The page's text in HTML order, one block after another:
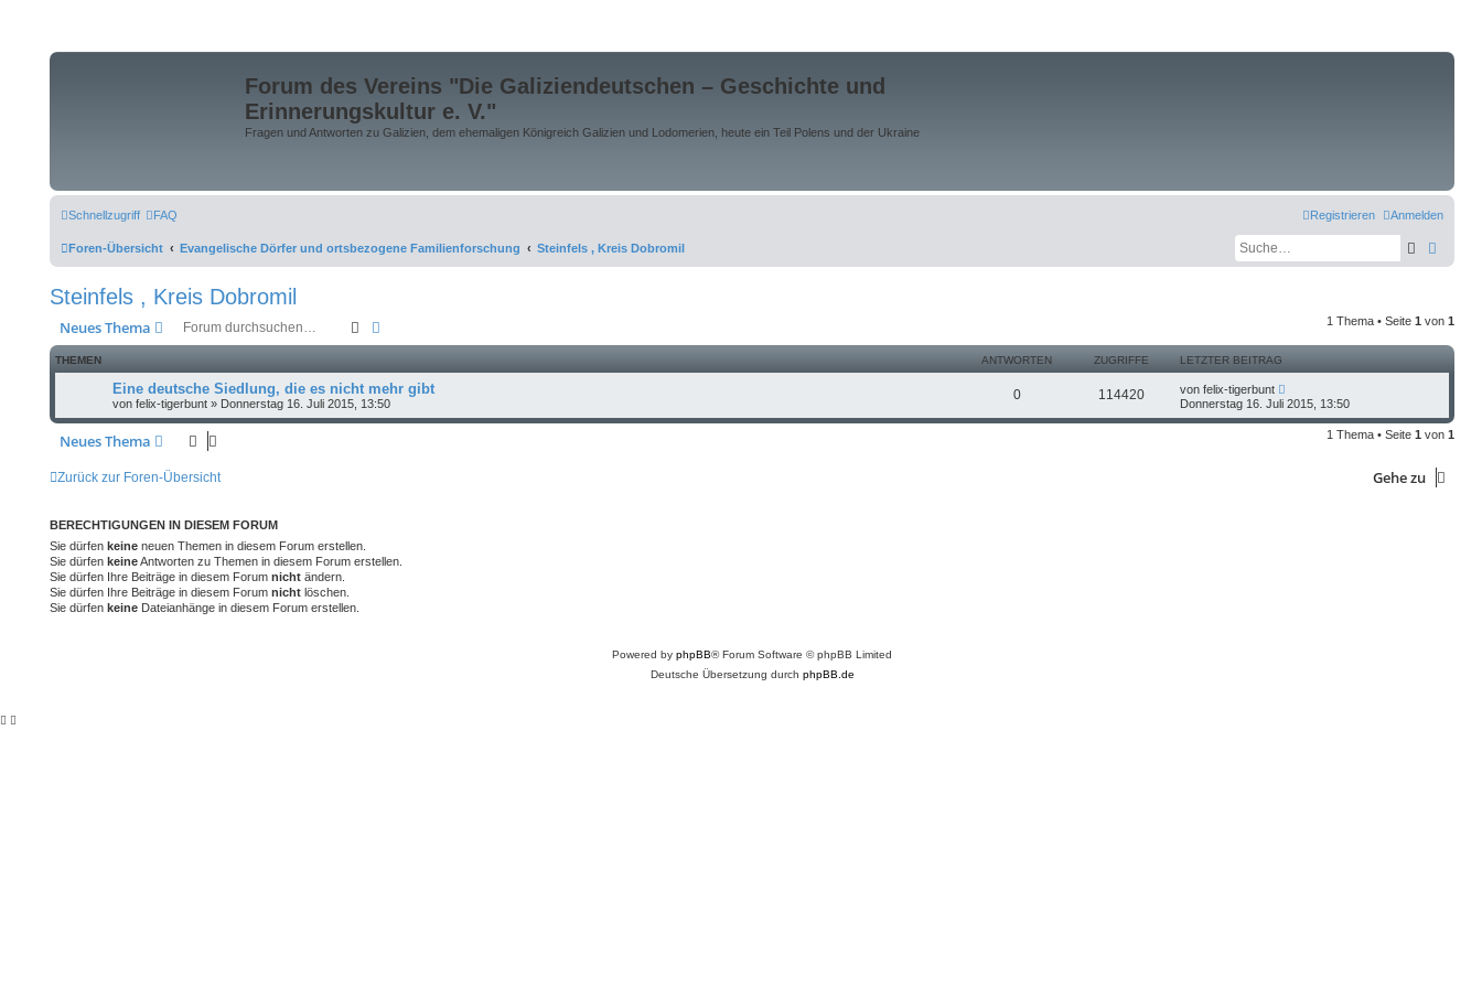
Forum des Vereins "Die Galiziendeutschen – Geschichte und
Erinnerungskultur e. V."
Fragen und Antworten zu Galizien, dem ehemaligen Königreich Galizien und Lodomerien, heute ein Teil Polens und der Ukraine
Schnellzugriff FAQ Anmelden
Registrieren
Foren-Übersicht Evangelische Dörfer und ortsbezogene Familienforschung Steinfels , Kreis Dobromil Suche
Steinfels , Kreis Dobromil
Neues Thema Suche 1 Thema • Seite 1 von 1
THEMEN ANTWORTEN ZUGRIFFE LETZTER BEITRAG
Eine deutsche Siedlung, die es nicht mehr gibt
von felix-tigerbunt » Donnerstag 16. Juli 2015, 13:50
0 114420 von felix-tigerbunt
Donnerstag 16. Juli 2015, 13:50
Neues Thema 1 Thema • Seite 1 von 1
Zurück zur Foren-Übersicht Gehe zu
BERECHTIGUNGEN IN DIESEM FORUM
Sie dürfen keine neuen Themen in diesem Forum erstellen.
Sie dürfen keineAntworten zu Themen in diesem Forum erstellen.
Sie dürfen Ihre Beiträge in diesem Forum nicht ändern.
Sie dürfen Ihre Beiträge in diesem Forum nicht löschen.
Sie dürfen keine Dateianhänge in diesem Forum erstellen.
Powered by phpBB® Forum Software © phpBB Limited
Deutsche Übersetzung durch phpBB.de